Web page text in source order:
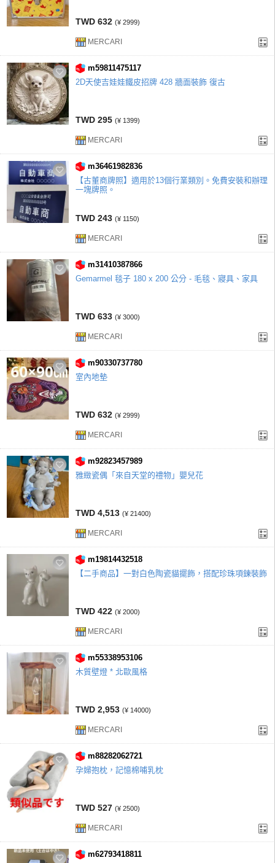
TWD 632 (¥ 2999)
MERCARI
m59811475117
2D天使吉娃娃鐵皮招牌 428 牆面裝飾 復古
TWD 295 (¥ 1399)
MERCARI
m36461982836
【古董商牌照】適用於13個行業類別。免費安裝和辦理
一塊牌照。
TWD 243 (¥ 1150)
MERCARI
m31410387866
Gemarmel 毯子 180 x 200 公分 - 毛毯、寢具、家具
TWD 633 (¥ 3000)
MERCARI
m90330737780
室內地墊
TWD 632 (¥ 2999)
MERCARI
m92823457989
雅緻瓷偶「來自天堂的禮物」嬰兒花
TWD 4,513 (¥ 21400)
MERCARI
m19814432518
【二手商品】一對白色陶瓷貓擺飾，搭配珍珠項鍊裝飾
TWD 422 (¥ 2000)
MERCARI
m55338953106
木質壁燈 * 北歐風格
TWD 2,953 (¥ 14000)
MERCARI
m88282062721
孕婦抱枕，記憶棉哺乳枕
TWD 527 (¥ 2500)
MERCARI
m62793418811